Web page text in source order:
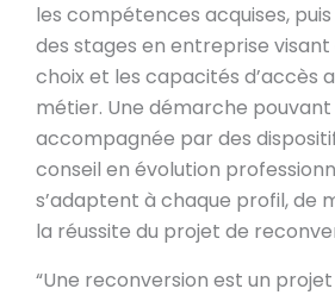
les compétences acquises,
des stages en entreprise
choix et les capacités d’accès
métier. Une démarche
accompagnée par des
conseil en évolution
s’adaptent à chaque profil, de
la réussite du projet de
“Une reconversion est un